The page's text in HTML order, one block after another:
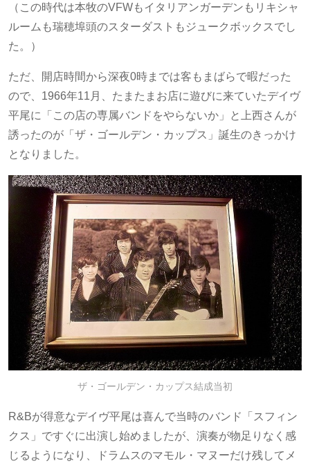
（この時代は本牧のVFWもイタリアンガーデンもリキシャ
ルームも瑞穂埠頭のスターダストもジュークボックスでし
た。）
ただ、開店時間から深夜0時までは客もまばらで暇だった
ので、1966年11月、たまたまお店に遊びに来ていたデイヴ
平尾に「この店の専属バンドをやらないか」と上西さんが
誘ったのが「ザ・ゴールデン・カップス」誕生のきっかけ
となりました。
ザ・ゴールデン・カップス結成当初
R&Bが得意なデイヴ平尾は喜んで当時のバンド「スフィン
クス」ですぐに出演し始めましたが、演奏が物足りなく感
じるようになり、ドラムスのマモル・マヌーだけ残してメ